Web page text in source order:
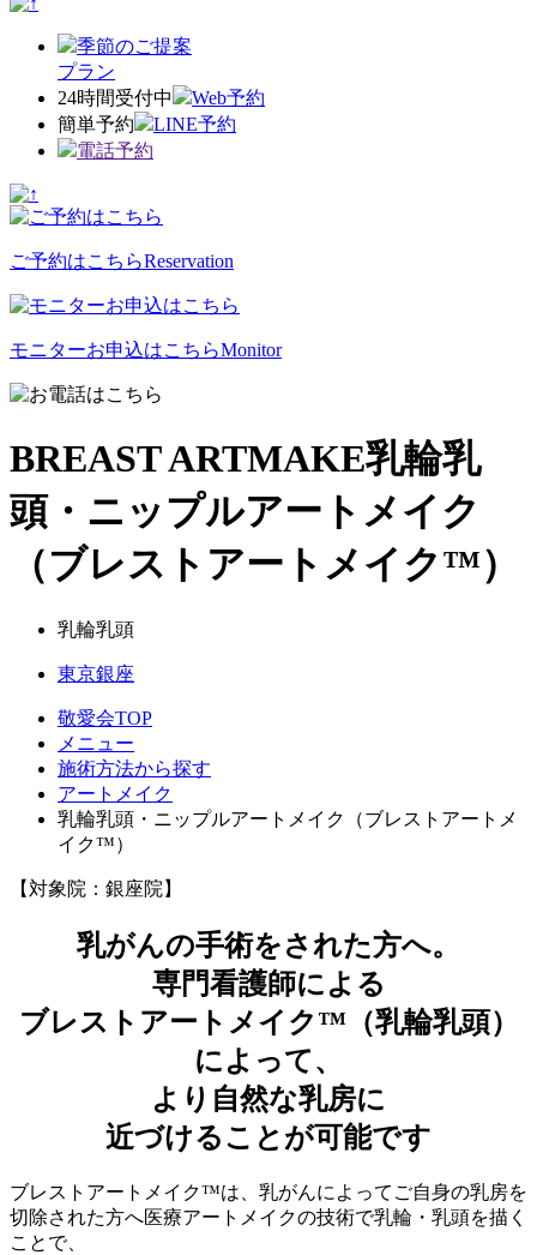
季節のご提案
プラン
24時間受付中
Web予約
簡単予約
LINE予約
電話予約
ご予約はこちらReservation
モニターお申込はこちらMonitor
BREAST ARTMAKE乳輪乳
頭・ニップルアートメイク
（ブレストアートメイク™）
乳輪乳頭
東京銀座
敬愛会TOP
メニュー
施術方法から探す
アートメイク
乳輪乳頭・ニップルアートメイク（ブレストアートメ
イク™）
【対象院：銀座院】
乳がんの手術をされた方へ。
専門看護師による
ブレストアートメイク™（乳輪乳頭）
によって、
より自然な乳房に
近づけることが可能です
ブレストアートメイク™は、乳がんによってご自身の乳房を
切除された方へ医療アートメイクの技術で乳輪・乳頭を描く
ことで、